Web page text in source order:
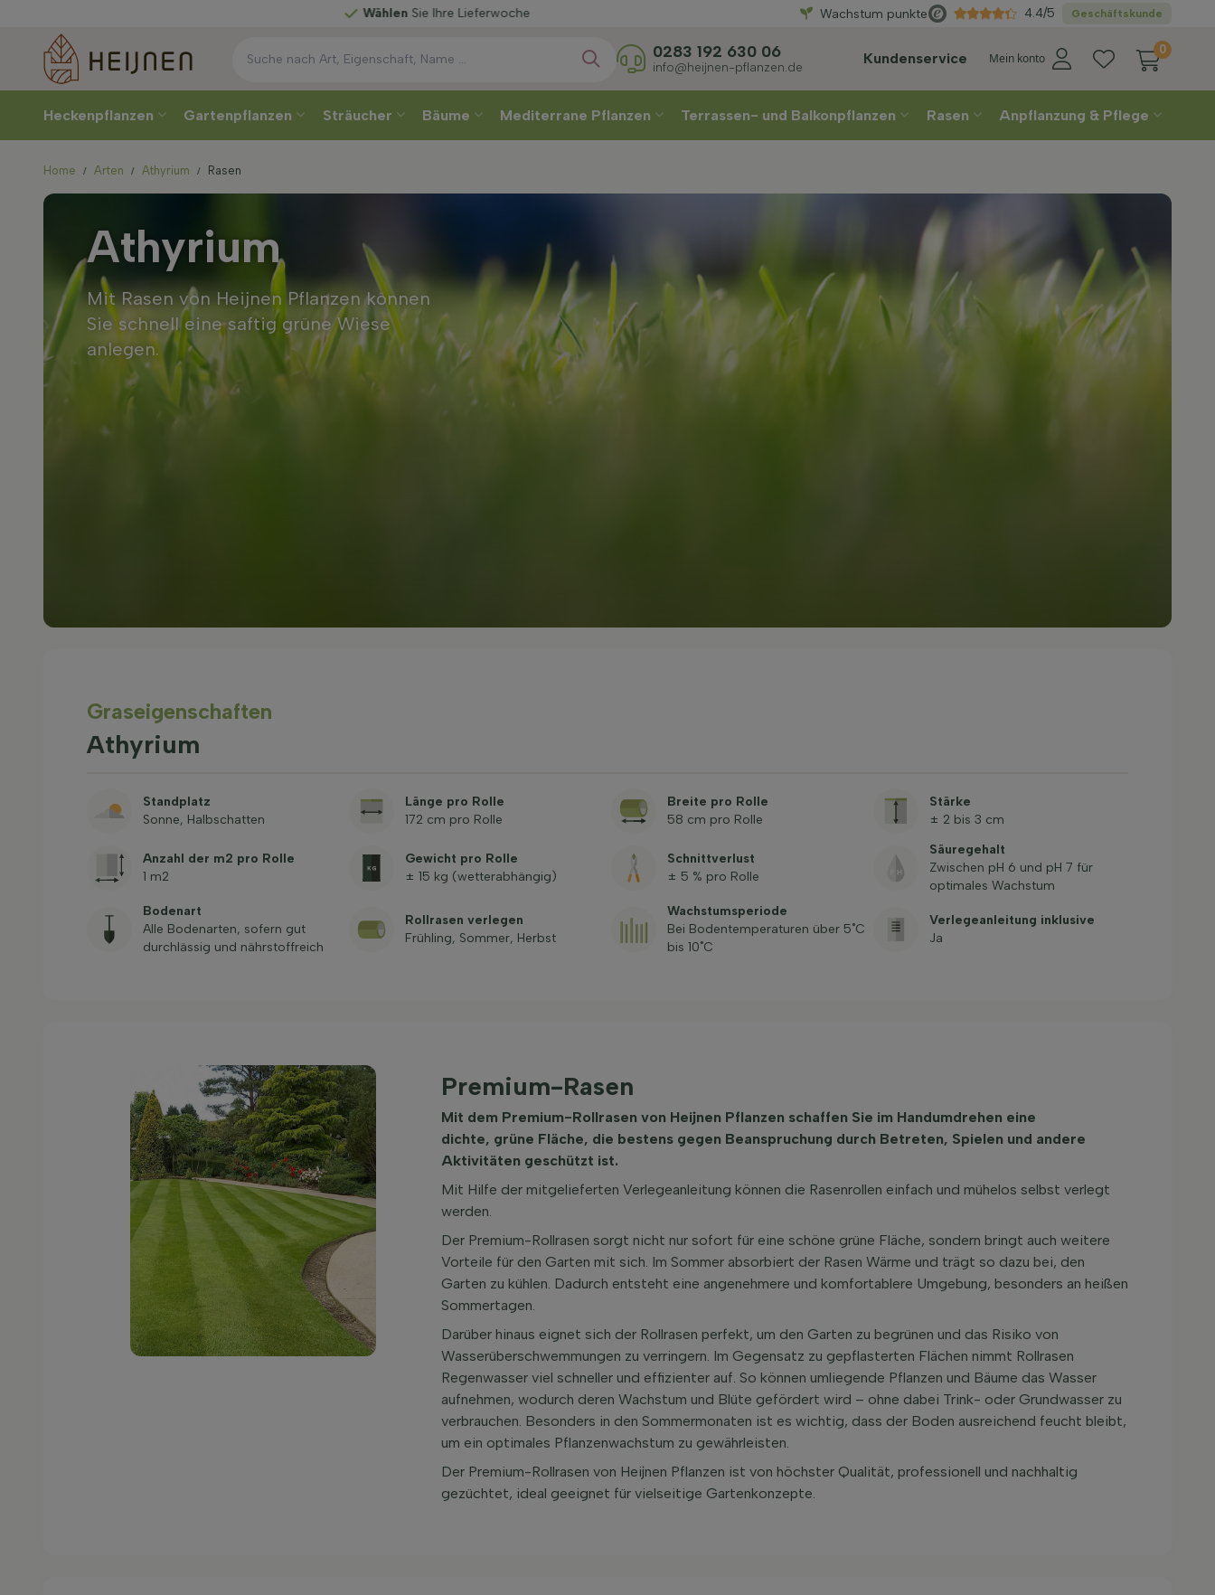
Sie Ihre Lieferwoche Direktaus der
Wachstum punkte Geschäftskunde
4.4/5
Kundenservice Mein konto
0
0283 192 630 06
info@heijnen-pflanzen.de
Heckenpflanzen Gartenpflanzen Sträucher Bäume Mediterrane Pflanzen Terrassen- und Balkonpflanzen Rasen Anpflanzung & Pflege
Home Arten Athyrium Rasen
Athyrium
Mit Rasen von Heijnen Pflanzen können
Sie schnell eine saftig grüne Wiese
anlegen.
Graseigenschaften
Athyrium
Standplatz
Sonne, Halbschatten
Länge pro Rolle
172 cm pro Rolle
Breite pro Rolle
58 cm pro Rolle
Stärke
± 2 bis 3 cm
Anzahl der m2 pro Rolle
1 m2
Gewicht pro Rolle
± 15 kg (wetterabhängig)
Schnittverlust
± 5 % pro Rolle
Säuregehalt
Zwischen pH 6 und pH 7 für
optimales Wachstum
Bodenart
Alle Bodenarten, sofern gut
durchlässig und nährstoffreich
Rollrasen verlegen
Frühling, Sommer, Herbst
Wachstumsperiode
Bei Bodentemperaturen über 5˚C
bis 10˚C
Verlegeanleitung inklusive
Ja
Premium-Rasen
Mit dem Premium-Rollrasen von Heijnen Pflanzen schaffen Sie im Handumdrehen eine
dichte, grüne Fläche, die bestens gegen Beanspruchung durch Betreten, Spielen und andere
Aktivitäten geschützt ist.
Mit Hilfe der mitgelieferten Verlegeanleitung können die Rasenrollen einfach und mühelos selbst verlegt
werden.
Der Premium-Rollrasen sorgt nicht nur sofort für eine schöne grüne Fläche, sondern bringt auch weitere
Vorteile für den Garten mit sich. Im Sommer absorbiert der Rasen Wärme und trägt so dazu bei, den
Garten zu kühlen. Dadurch entsteht eine angenehmere und komfortablere Umgebung, besonders an heißen
Sommertagen.
Darüber hinaus eignet sich der Rollrasen perfekt, um den Garten zu begrünen und das Risiko von
Wasserüberschwemmungen zu verringern. Im Gegensatz zu gepflasterten Flächen nimmt Rollrasen
Regenwasser viel schneller und effizienter auf. So können umliegende Pflanzen und Bäume das Wasser
aufnehmen, wodurch deren Wachstum und Blüte gefördert wird – ohne dabei Trink- oder Grundwasser zu
verbrauchen. Besonders in den Sommermonaten ist es wichtig, dass der Boden ausreichend feucht bleibt,
um ein optimales Pflanzenwachstum zu gewährleisten.
Der Premium-Rollrasen von Heijnen Pflanzen ist von höchster Qualität, professionell und nachhaltig
gezüchtet, ideal geeignet für vielseitige Gartenkonzepte.